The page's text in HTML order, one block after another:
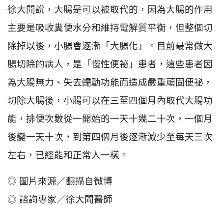
徐大聞說，大腸是可以被取代的，因為大腸的作用
主要是吸收糞便水分和維持電解質平衡，但整個切
除掉以後，小腸會逐漸「大腸化」。目前最常做大
腸切除的病人，是「慢性便祕」患者，這些患者因
為大腸無力、失去蠕動功能而造成嚴重頑固便祕，
切除大腸後，小腸可以在三至四個月內取代大腸功
能，排便次數從一開始的一天十幾二十次，一個月
後變一天十次，到第四個月後逐漸減少至每天三次
左右，已經能和正常人一樣。
◎ 圖片來源／翻攝自微博
◎ 諮詢專家／徐大聞醫師